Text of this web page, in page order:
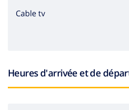
Cable tv
Heures d'arrivée et de